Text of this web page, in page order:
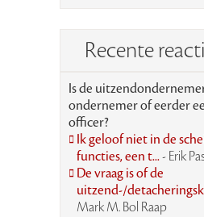
Recente
Is de
ondernemer of eerder
officer?
Ik geloof niet in de
functies, een t...- Erik
De vraag is of de
uitzend-/
Mark M. Bol Raap